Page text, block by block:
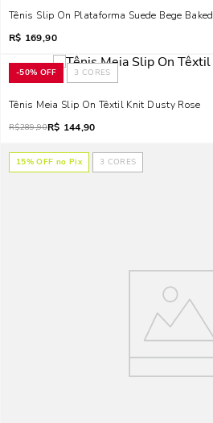
Tênis Slip On Plataforma Suede Bege Baked
R$ 169,90
-50% OFF 3 CORES
Tênis Meia Slip On Têxtil Knit Dusty Rose
R$289,90R$ 144,90
15% OFF no Pix 3 CORES